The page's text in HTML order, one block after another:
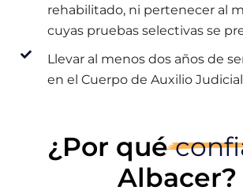
rehabilitado, ni pertenecer al
cuyas pruebas selectivas se
Llevar al menos dos años de
en el Cuerpo de Auxilio
¿Por qué
Albacer?